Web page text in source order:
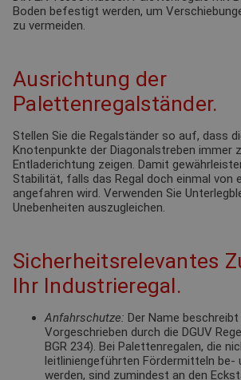
Boden befestigt werden, um
zu vermeiden.
Ausrichtung der
Palettenregalständer.
Stellen Sie die Regalständer so auf, dass
Knotenpunkte der Diagonalstreben immer
Entladerichtung zeigen. Damit
Stabilität, falls das Regal doch einmal von
angefahren wird. Verwenden Sie
Unebenheiten auszugleichen.
Sicherheitsrelevantes
Ihr Industrieregal.
Anfahrschutze: Der Name
Vorgeschrieben durch die DGUV
BGR 234). Bei Palettenregalen, die
leitliniengeführten Fördermitteln be-
werden, sind zumindest an den